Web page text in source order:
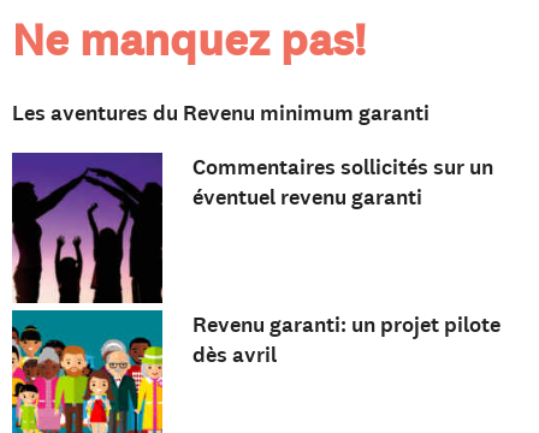
Ne manquez pas!
Les aventures du Revenu minimum garanti
Commentaires sollicités sur un
éventuel revenu garanti
Revenu garanti: un projet pilote
dès avril